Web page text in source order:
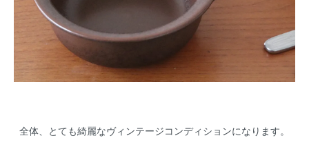
全体、とても綺麗なヴィンテージコンディションになります。